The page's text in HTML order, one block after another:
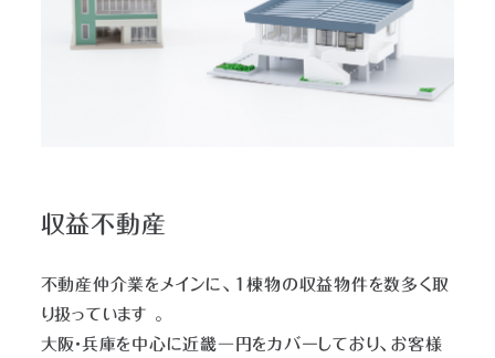
収益不動産
不動産仲介業をメインに、1棟物の収益物件を数多く取
り扱っています 。
大阪・兵庫を中心に近畿一円をカバーしており、お客様